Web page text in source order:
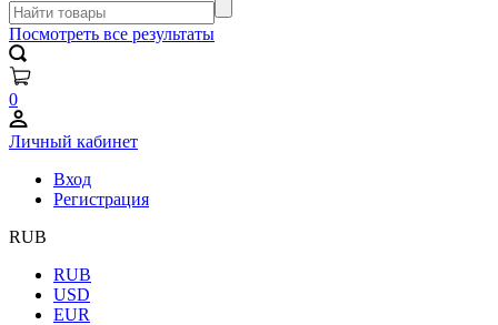
Посмотреть все результаты
0
Личный кабинет
Вход
Регистрация
RUB
RUB
USD
EUR